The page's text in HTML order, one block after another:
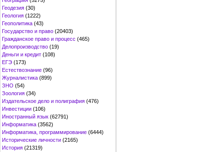
Геодезия (30)
Геология (1222)
Геополитика (43)
Государство и право (20403)
Гражданское право и процесс (465)
Делопроизводство (19)
Деньги и кредит (108)
ЕГЭ (173)
Естествознание (96)
Журналистика (899)
ЗНО (54)
Зоология (34)
Издательское дело и полиграфия (476)
Инвестиции (106)
Иностранный язык (62791)
Информатика (3562)
Информатика, программирование (6444)
Исторические личности (2165)
История (21319)